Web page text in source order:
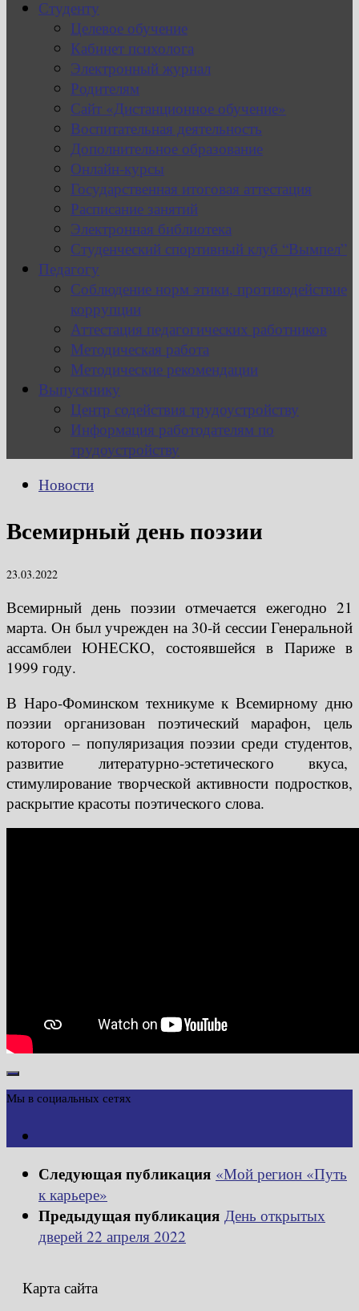
Студенту
Целевое обучение
Кабинет психолога
Электронный журнал
Родителям
Сайт «Дистанционное обучение»
Воспитательная деятельность
Дополнительное образование
Онлайн-курсы
Государственная итоговая аттестация
Расписание занятий
Электронная библиотека
Студенческий спортивный клуб “Вымпел”
Педагогу
Соблюдение норм этики, противодействие
коррупции
Аттестация педагогических работников
Методическая работа
Методические рекомендации
Выпускнику
Центр содействия трудоустройству
Информация работодателям по
трудоустройству
Новости
Всемирный день поэзии
23.03.2022
Всемирный день поэзии отмечается ежегодно 21
марта. Он был учрежден на 30-й сессии Генеральной
ассамблеи ЮНЕСКО, состоявшейся в Париже в
1999 году.
В Наро-Фоминском техникуме к Всемирному дню
поэзии организован поэтический марафон, цель
которого – популяризация поэзии среди студентов,
развитие литературно-эстетического вкуса,
стимулирование творческой активности подростков,
раскрытие красоты поэтического слова.
Мы в социальных сетях
Следующая публикация «Мой регион «Путь
к карьере»
Предыдущая публикация День открытых
дверей 22 апреля 2022
Карта сайта